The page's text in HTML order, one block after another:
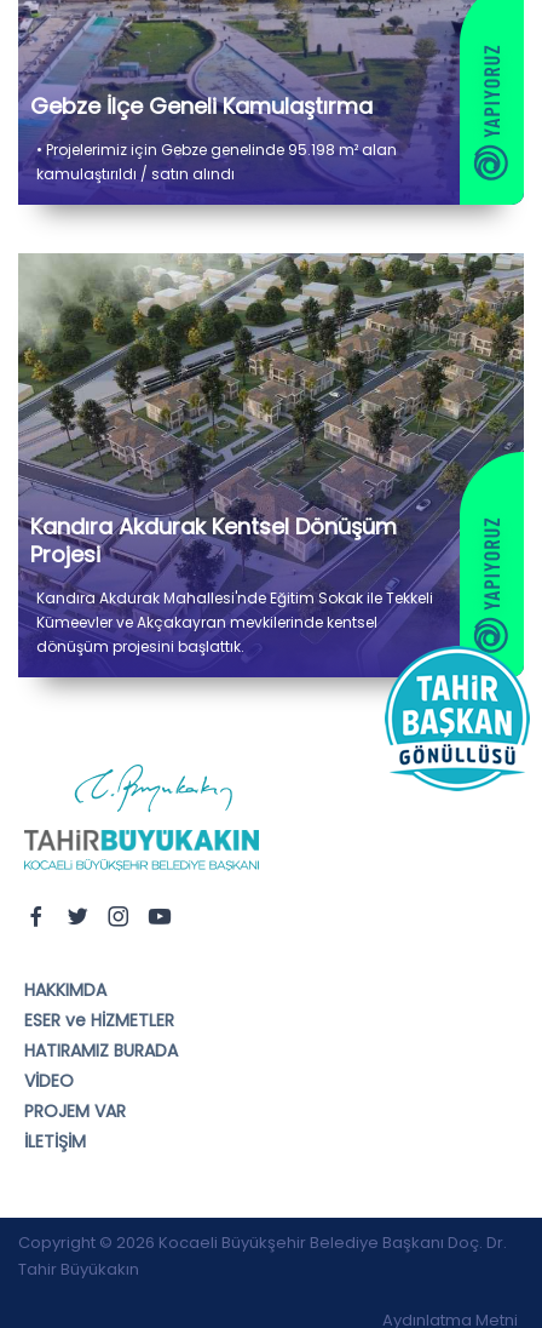
Gebze İlçe Geneli Kamulaştırma
• Projelerimiz için Gebze genelinde 95.198 m² alan
kamulaştırıldı / satın alındı
Kandıra Akdurak Kentsel Dönüşüm
Projesi
Kandıra Akdurak Mahallesi'nde Eğitim Sokak ile Tekkeli
Kümeevler ve Akçakayran mevkilerinde kentsel
dönüşüm projesini başlattık.
HAKKIMDA
ESER ve HİZMETLER
HATIRAMIZ BURADA
VİDEO
PROJEM VAR
İLETİŞİM
Copyright © 2026 Kocaeli Büyükşehir Belediye Başkanı Doç. Dr.
Tahir Büyükakın
Aydınlatma Metni